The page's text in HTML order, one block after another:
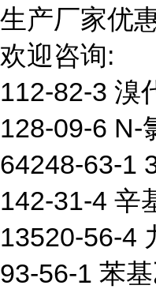
生产厂家优
欢迎咨询:
112-82-3 溴
128-09-6 N-
64248-63-1
142-31-4 辛
13520-56-4
93-56-1 苯